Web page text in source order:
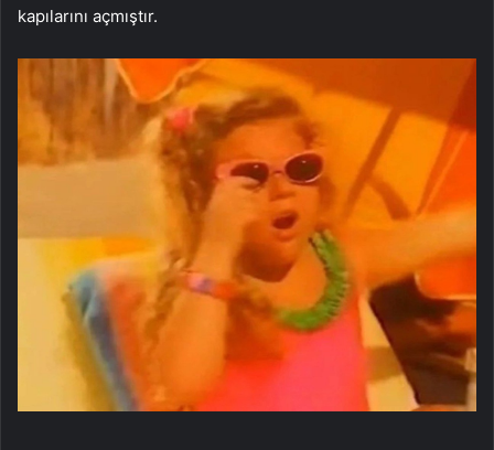
kapılarını açmıştır.